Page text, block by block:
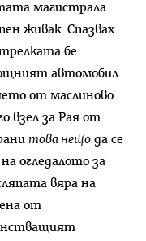
магистрала
живак. Спазвах
бе
автомобил
от маслиново
взел за Рая от
това нещо да се
огледалото за
вяра на
от